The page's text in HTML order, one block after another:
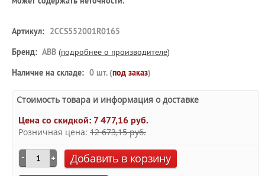
Артикул: 2CCS552001R0165
Бренд: ABB (подробнее о производителе)
Наличие на складе: 0 шт. (под заказ)
Стоимость товара и информация о доставке
Цена со скидкой: 7 477,16 руб.
Розничная цена: 12 673,15 руб.
Добавить в корзину